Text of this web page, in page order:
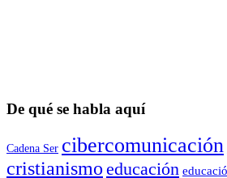
De qué se habla aquí
Cadena Ser cibercomunicación
cristianismo educación